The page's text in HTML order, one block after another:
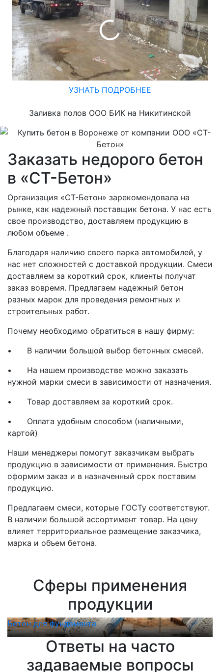
УЗНАТЬ ПОДРОБНЕЕ
Заливка полов ООО БИК на Никитинской
Заказать недорого бетон
в «СТ-Бетон»
Организация «СТ-Бетон» зарекомендовала на
рынке, как надежный поставщик бетона. У нас есть
свое производство, доставляем продукцию в
любом объеме .
Благодаря наличию своего парка автомобилей, у
нас нет сложностей с доставкой продукции. Смеси
доставляем за короткий срок, клиенты получат
заказ вовремя. Предлагаем надежный бетон
разных марок для проведения ремонтных и
строительных работ.
Почему необходимо обратиться в нашу фирму:
•
В наличии большой выбор бетонных смесей.
•
На нашем производстве можно заказать
нужной марки смеси в зависимости от назначения.
•
Товар доставляем за короткий срок.
•
Оплата удобным способом (наличными,
картой)
Наши менеджеры помогут заказчикам выбрать
продукцию в зависимости от применения. Быстро
оформим заказ и в назначенный срок поставим
продукцию.
Предлагаем смеси, которые ГОСТу соответствуют.
В наличии большой ассортимент товар. На цену
влияет территориальное размещение заказчика,
марка и объем бетона.
Сферы применения
продукции
Бетон для фундамента
Ответы на часто
задаваемые вопросы